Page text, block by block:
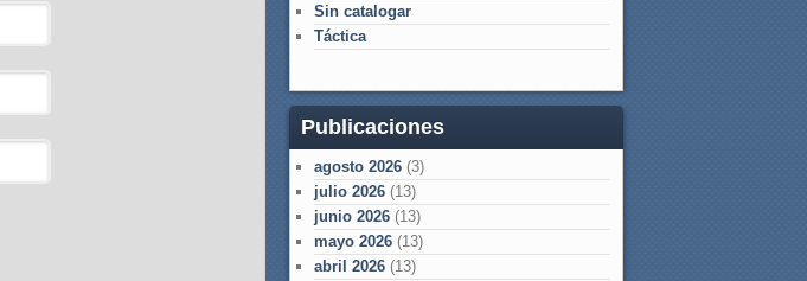
Sin catalogar
Táctica
Publicaciones
agosto 2026 (3)
julio 2026 (13)
junio 2026 (13)
mayo 2026 (13)
abril 2026 (13)